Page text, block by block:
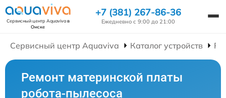
Сервисный центр Aquavivaв
Омске
+7 (381) 267-86-36
Ежедневно с 9:00 до 21:00
Сервисный центр Aquaviva Каталог устройств
Ремонт материнской платы
робота-пылесоса